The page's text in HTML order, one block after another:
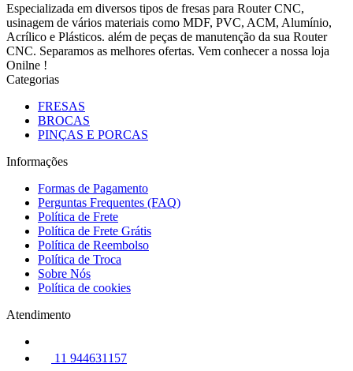
Especializada em diversos tipos de fresas para Router CNC,
usinagem de vários materiais como MDF, PVC, ACM, Alumínio,
Acrílico e Plásticos. além de peças de manutenção da sua Router
CNC. Separamos as melhores ofertas. Vem conhecer a nossa loja
Onilne !
Categorias
FRESAS
BROCAS
PINÇAS E PORCAS
Informações
Formas de Pagamento
Perguntas Frequentes (FAQ)
Política de Frete
Política de Frete Grátis
Política de Reembolso
Política de Troca
Sobre Nós
Política de cookies
Atendimento
11 944631157